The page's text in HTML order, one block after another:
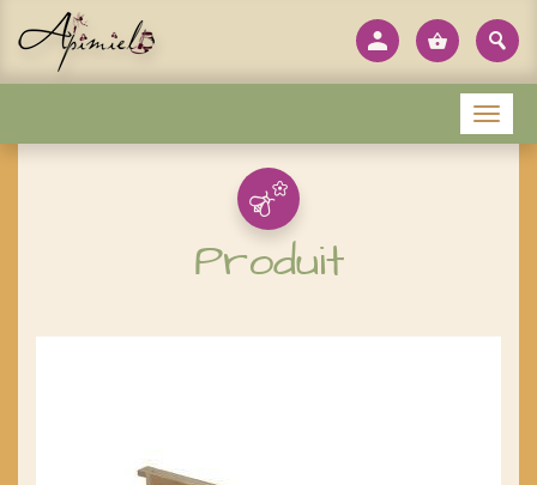
Produit
Menu
Panneau de gestion des cookies